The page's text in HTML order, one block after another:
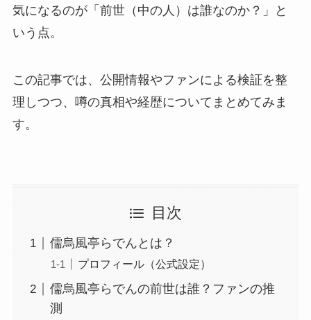
気になるのが「前世（中の人）は誰なのか？」と
いう点。
この記事では、公開情報やファンによる検証を整
理しつつ、噂の真相や経歴についてまとめてみま
す。
目次
儒烏風亭らでんとは？
プロフィール（公式設定）
儒烏風亭らでんの前世は誰？ファンの推
測